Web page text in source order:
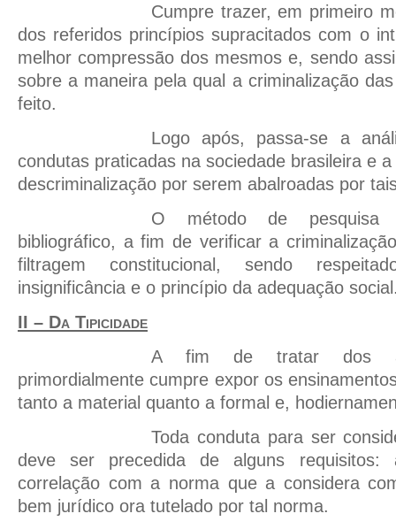
Cumpre trazer, em primeiro
dos referidos princípios supracitados com o
melhor compressão dos mesmos e, sendo
sobre a maneira pela qual a criminalização
feito.
Logo após, passa-se a
condutas praticadas na sociedade brasileira e
descriminalização por serem abalroadas por
O método de pesquisa
bibliográfico, a fim de verificar a
filtragem constitucional, sendo
insignificância e o princípio da adequação
II – Da Tipicidade
A fim de tratar dos
primordialmente cumpre expor os
tanto a material quanto a formal e,
Toda conduta para ser
deve ser precedida de alguns
correlação com a norma que a considera
bem jurídico ora tutelado por tal norma.